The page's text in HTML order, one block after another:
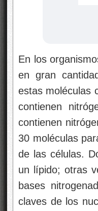
En los
en gran
estas moléculas
contienen
contienen
30 moléculas
de las células.
un lípido; otras
bases
claves de los